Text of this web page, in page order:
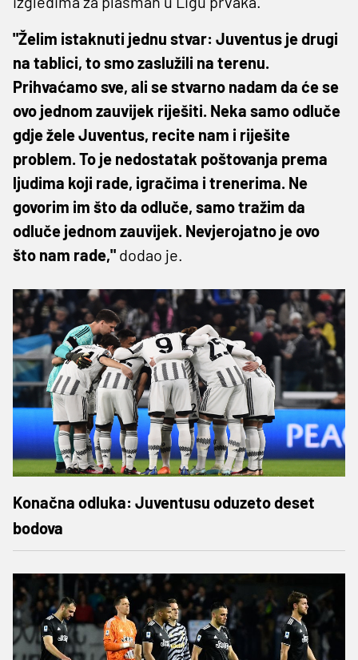
"Želim istaknuti jednu stvar: Juventus je drugi
na tablici, to smo zaslužili na terenu.
Prihvaćamo sve, ali se stvarno nadam da će se
ovo jednom zauvijek riješiti. Neka samo odluče
gdje žele Juventus, recite nam i riješite
problem. To je nedostatak poštovanja prema
ljudima koji rade, igračima i trenerima. Ne
govorim im što da odluče, samo tražim da
odluče jednom zauvijek. Nevjerojatno je ovo
što nam rade," dodao je.
Konačna odluka: Juventusu oduzeto deset
bodova